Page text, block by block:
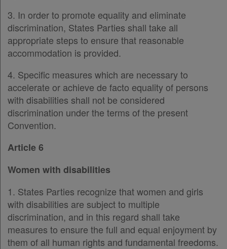
3. In order to promote equality and eliminate
discrimination, States Parties shall take all
appropriate steps to ensure that reasonable
accommodation is provided.
4. Specific measures which are necessary to
accelerate or achieve de facto equality of persons
with disabilities shall not be considered
discrimination under the terms of the present
Convention.
Article 6
Women with disabilities
1. States Parties recognize that women and girls
with disabilities are subject to multiple
discrimination, and in this regard shall take
measures to ensure the full and equal enjoyment by
them of all human rights and fundamental freedoms.